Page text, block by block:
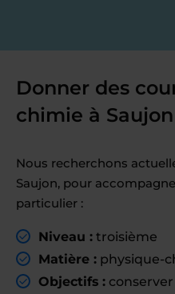
Donner des
chimie à Saujon
Nous recherchons
Saujon, pour
particulier :
Niveau : troisième
Matière : physique-
Objectifs :